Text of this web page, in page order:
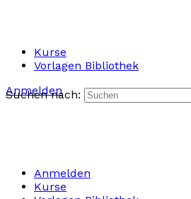
Kurse
Vorlagen Bibliothek
Anmelden
Suchen nach:
Anmelden
Kurse